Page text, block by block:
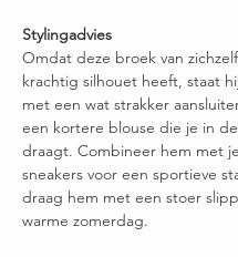
Stylingadvies
Omdat deze broek van
krachtig silhouet heeft, staat
met een wat strakker
een kortere blouse die je in
draagt. Combineer hem met
sneakers voor een sportieve
draag hem met een stoer
warme zomerdag.